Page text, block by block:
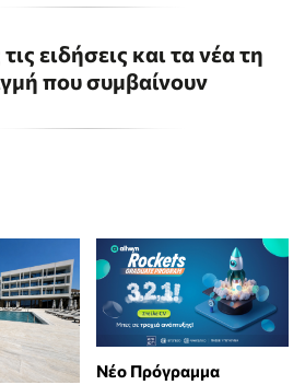
ειδήσεις και τα νέα τη
που συμβαίνουν
Νέο Πρόγραμμα